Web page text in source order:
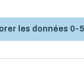
les données 0-5